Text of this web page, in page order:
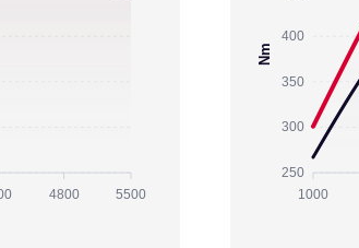
4800 5500
400
350
300
250
Nm
1000